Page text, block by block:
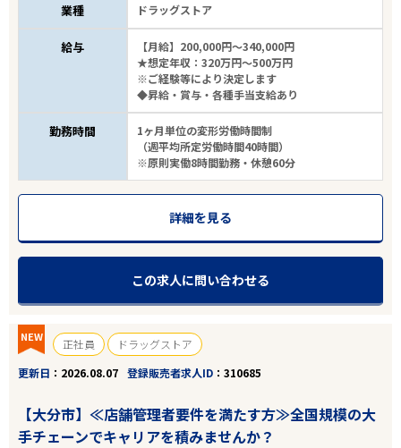
業種 ドラッグストア
給与
【月給】200,000円～340,000円
★想定年収：320万円～500万円
※ご経験等により決定します
◆昇給・賞与・各種手当支給あり
勤務時間
1ヶ月単位の変形労働時間制
（週平均所定労働時間40時間）
※原則実働8時間勤務・休憩60分
詳細を見る
この求人に問い合わせる
NEW 正社員
ドラッグストア
更新日
2026.08.07 登録販売者求人ID 310685
【大分市】≪店舗管理者要件を満たす方≫全国規模の大
手チェーンでキャリアを積みませんか？